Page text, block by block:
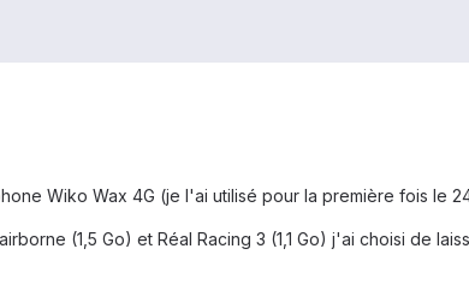
Wiko Wax 4G (je l'ai utilisé pour la première fois le
(1,5 Go) et Réal Racing 3 (1,1 Go) j'ai choisi de